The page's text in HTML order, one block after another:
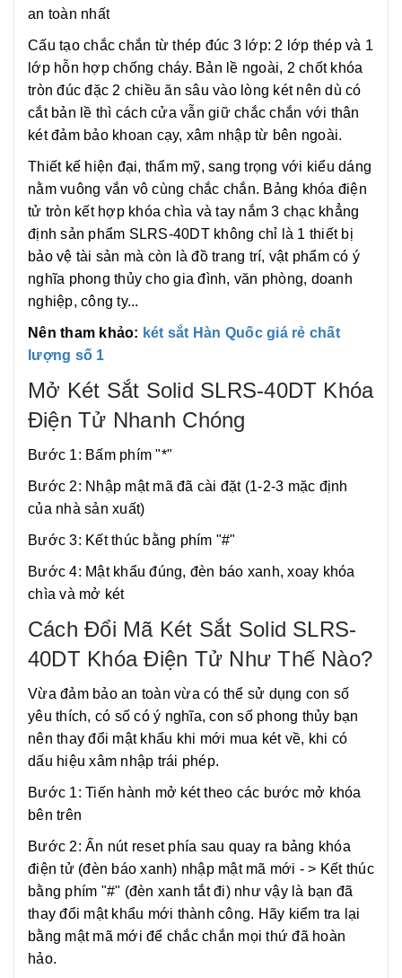
an toàn nhất
Cấu tạo chắc chắn từ thép đúc 3 lớp: 2 lớp thép và 1
lớp hỗn hợp chống cháy. Bản lề ngoài, 2 chốt khóa
tròn đúc đặc 2 chiều ăn sâu vào lòng két nên dù có
cắt bản lề thì cách cửa vẫn giữ chắc chắn với thân
két đảm bảo khoan cạy, xâm nhập từ bên ngoài.
Thiết kế hiện đại, thẩm mỹ, sang trọng với kiểu dáng
nằm vuông vắn vô cùng chắc chắn. Bảng khóa điện
tử tròn kết hợp khóa chìa và tay nắm 3 chạc khẳng
định sản phẩm SLRS-40DT không chỉ là 1 thiết bị
bảo vệ tài sản mà còn là đồ trang trí, vật phẩm có ý
nghĩa phong thủy cho gia đình, văn phòng, doanh
nghiệp, công ty...
Nên tham khảo: két sắt Hàn Quốc giá rẻ chất
lượng số 1
Mở Két Sắt Solid SLRS-40DT Khóa
Điện Tử Nhanh Chóng
Bước 1: Bấm phím "*"
Bước 2: Nhập mật mã đã cài đặt (1-2-3 mặc định
của nhà sản xuất)
Bước 3: Kết thúc bằng phím "#"
Bước 4: Mật khẩu đúng, đèn báo xanh, xoay khóa
chìa và mở két
Cách Đổi Mã Két Sắt Solid SLRS-
40DT Khóa Điện Tử Như Thế Nào?
Vừa đảm bảo an toàn vừa có thể sử dụng con số
yêu thích, có số có ý nghĩa, con số phong thủy bạn
nên thay đổi mật khẩu khi mới mua két về, khi có
dấu hiệu xâm nhập trái phép.
Bước 1: Tiến hành mở két theo các bước mở khóa
bên trên
Bước 2: Ấn nút reset phía sau quay ra bảng khóa
điện tử (đèn báo xanh) nhập mật mã mới - > Kết thúc
bằng phím "#" (đèn xanh tắt đi) như vậy là bạn đã
thay đổi mật khẩu mới thành công. Hãy kiểm tra lại
bằng mật mã mới để chắc chắn mọi thứ đã hoàn
hảo.